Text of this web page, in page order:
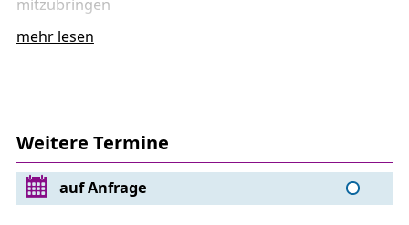
mitzubringen
mehr lesen
Weitere Termine
auf Anfrage